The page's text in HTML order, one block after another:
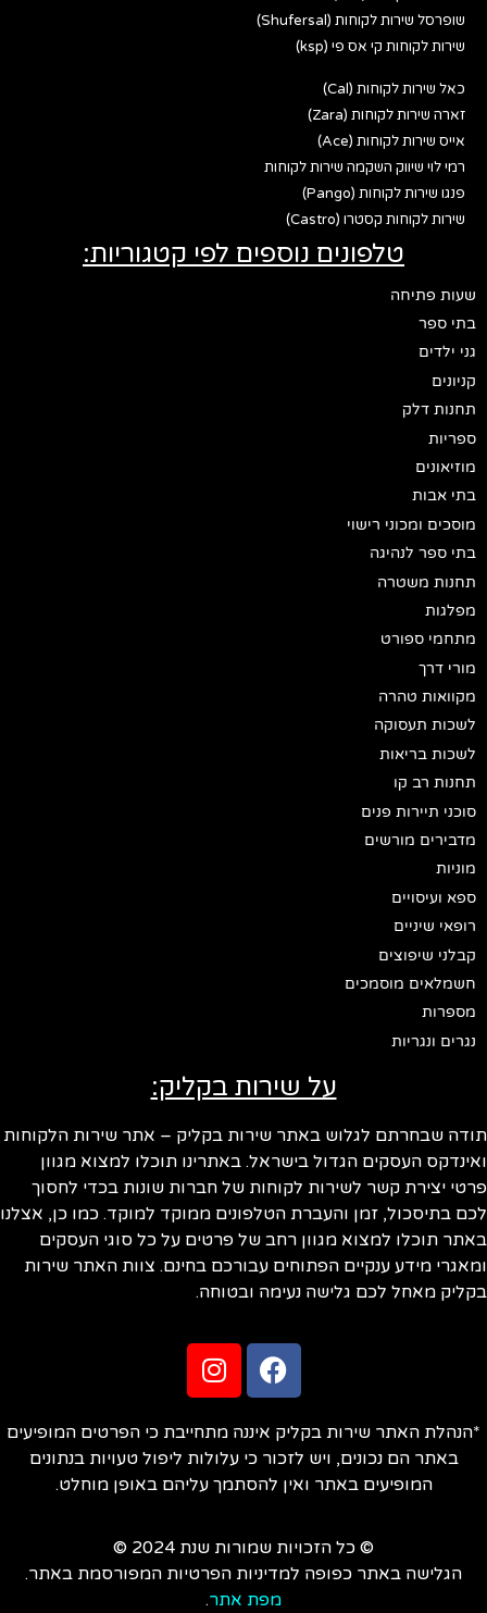
שופרסל שירות לקוחות (Shufersal)
שירות לקוחות קי אס פי (ksp)
כאל שירות לקוחות (Cal)
זארה שירות לקוחות (Zara)
אייס שירות לקוחות (Ace)
רמי לוי שיווק השקמה שירות לקוחות
פנגו שירות לקוחות (Pango)
שירות לקוחות קסטרו (Castro)
טלפונים נוספים לפי קטגוריות:
שעות פתיחה
בתי ספר
גני ילדים
קניונים
תחנות דלק
ספריות
מוזיאונים
בתי אבות
מוסכים ומכוני רישוי
בתי ספר לנהיגה
תחנות משטרה
מפלגות
מתחמי ספורט
מורי דרך
מקוואות טהרה
לשכות תעסוקה
לשכות בריאות
תחנות רב קו
סוכני תיירות פנים
מדבירים מורשים
מוניות
ספא ועיסויים
רופאי שיניים
קבלני שיפוצים
חשמלאים מוסמכים
מספרות
נגרים ונגריות
על שירות בקליק:
שבחרתם לגלוש באתר שירות בקליק – אתר שירות הלקוחות
העסקים הגדול בישראל. באתרינו תוכלו למצוא מגוון
יצירת קשר לשירות לקוחות של חברות שונות בכדי לחסוך
בתיסכול, זמן והעברת הטלפונים ממוקד למוקד. כמו כן, אצלנו
תוכלו למצוא מגוון רחב של פרטים על כל סוגי העסקים
מידע ענקיים הפתוחים עבורכם בחינם. צוות האתר שירות
מאחל לכם גלישה נעימה ובטוחה.
האתר שירות בקליק איננה מתחייבת כי הפרטים המופיעים
באתר הם נכונים, ויש לזכור כי עלולות ליפול טעויות בנתונים
המופיעים באתר ואין להסתמך עליהם באופן מוחלט.
© כל הזכויות שמורות שנת 2024 ©
הגלישה באתר כפופה למדיניות הפרטיות המפורסמת באתר.
מפת אתר.